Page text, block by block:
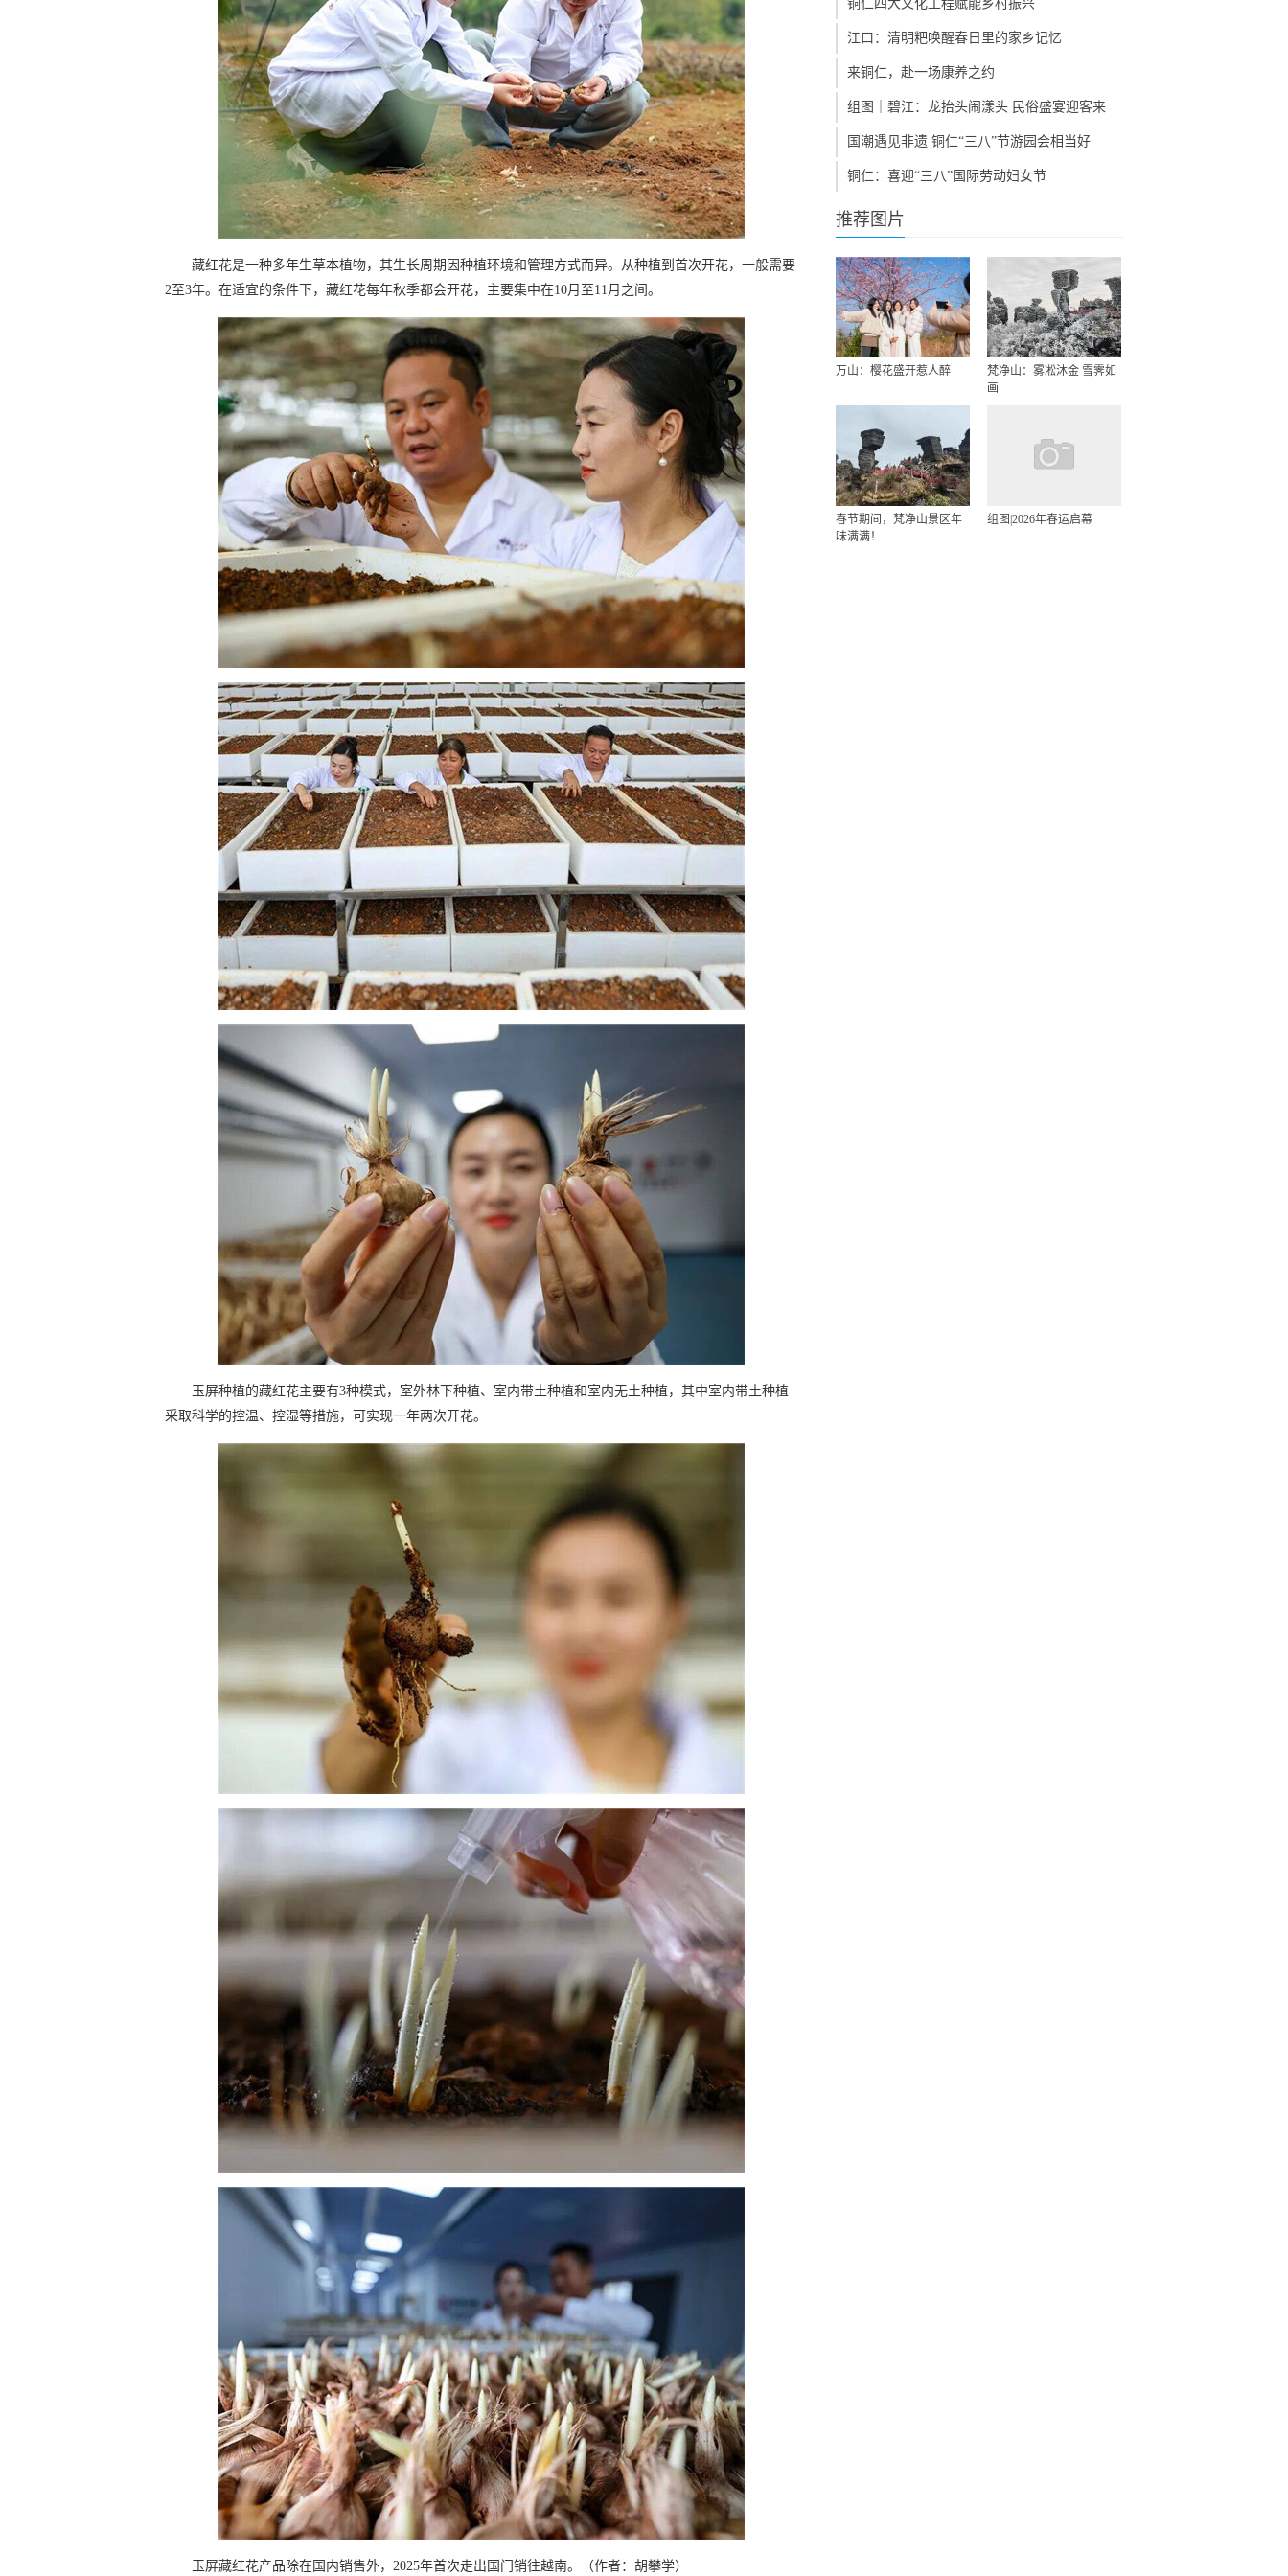
藏红花是一种多年生草本植物，其生长周期因种植环境和管理方式而异。从种植到首次开花，一般需要
2至3年。在适宜的条件下，藏红花每年秋季都会开花，主要集中在10月至11月之间。
玉屏种植的藏红花主要有3种模式，室外林下种植、室内带土种植和室内无土种植，其中室内带土种植
采取科学的控温、控湿等措施，可实现一年两次开花。
玉屏藏红花产品除在国内销售外，2025年首次走出国门销往越南。（作者：胡攀学）
铜仁四大文化工程赋能乡村振兴
江口：清明粑唤醒春日里的家乡记忆
来铜仁，赴一场康养之约
组图｜碧江：龙抬头闹漾头 民俗盛宴迎客来
国潮遇见非遗 铜仁“三八”节游园会相当好
铜仁：喜迎“三八”国际劳动妇女节
推荐图片
万山：樱花盛开惹人醉
梵净山：雾凇沐金 雪霁如
画
春节期间，梵净山景区年
味满满！
组图|2026年春运启幕